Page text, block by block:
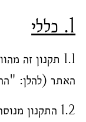
1. כללי
1.1 תקנון זה
האתר (להלן:
1.2 התקנון